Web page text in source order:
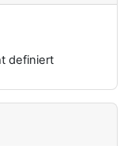
definiert